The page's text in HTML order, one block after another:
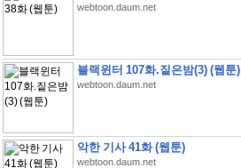
webtoon.daum.net
블랙윈터 107화.짙은밤(3) (웹툰)
webtoon.daum.net
악한 기사 41화 (웹툰)
webtoon.daum.net